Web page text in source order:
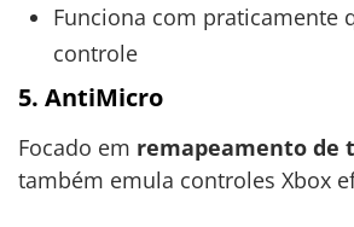
Funciona com praticamente
controle
5. AntiMicro
Focado em remapeamento de
também emula controles Xbox